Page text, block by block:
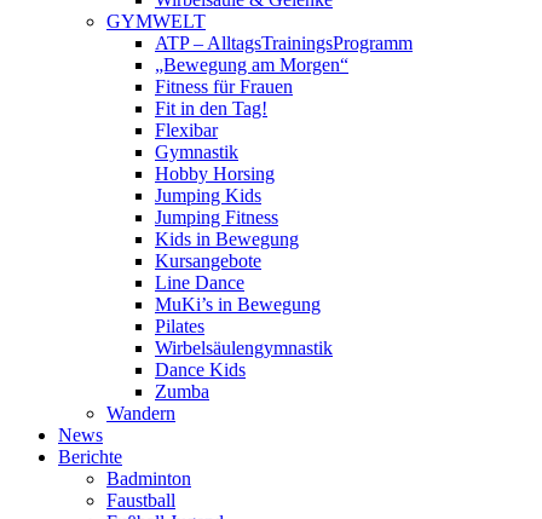
GYMWELT
ATP – AlltagsTrainingsProgramm
„Bewegung am Morgen“
Fitness für Frauen
Fit in den Tag!
Flexibar
Gymnastik
Hobby Horsing
Jumping Kids
Jumping Fitness
Kids in Bewegung
Kursangebote
Line Dance
MuKi’s in Bewegung
Pilates
Wirbelsäulengymnastik
Dance Kids
Zumba
Wandern
News
Berichte
Badminton
Faustball